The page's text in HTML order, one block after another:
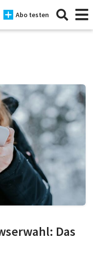
Abo testen
Das